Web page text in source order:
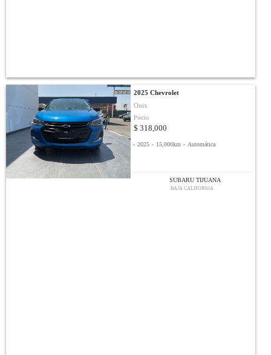
2025 Chevrolet
Onix
Precio
$ 318,000
- 2025 - 15,000km - Automática
SUBARU TIJUANA
BAJA CALIFORNIA